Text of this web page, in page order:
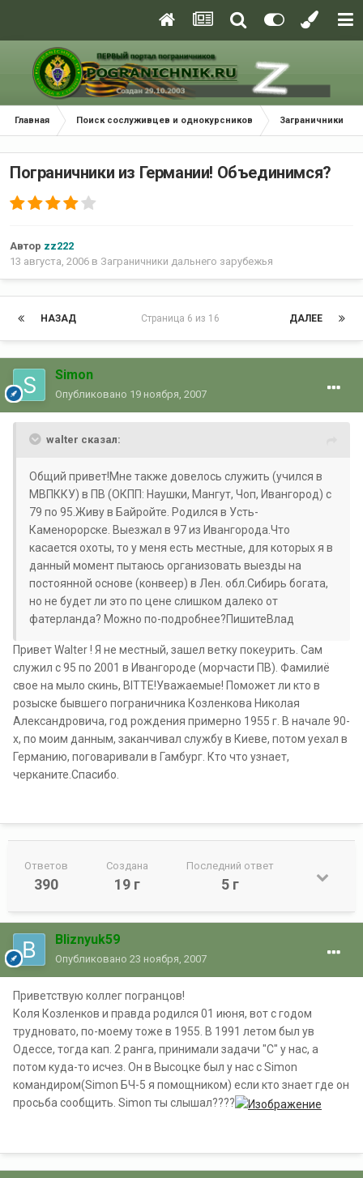
Главная Поиск сослуживцев и однокурсников Заграничники
Пограничники из Германии! Объединимся?
Автор zz222
13 августа, 2006 в Заграничники дальнего зарубежья
НАЗАД ДАЛЕЕ
Страница 6 из 16
Simon
Опубликовано 19 ноября, 2007
walter сказал:
Общий привет!Мне также довелось служить (учился в
МВПККУ) в ПВ (ОКПП: Наушки, Мангут, Чоп, Ивангород) с
79 по 95.Живу в Байройте. Родился в Усть-
Каменорорске. Выезжал в 97 из Ивангорода.Что
касается охоты, то у меня есть местные, для которых я в
данный момент пытаюсь организовать выезды на
постоянной основе (конвеер) в Лен. обл.Сибирь богата,
но не будет ли это по цене слишком далеко от
фатерланда? Можно по-подробнее?ПишитеВлад
Привет Walter ! Я не местный, зашел ветку покеурить. Сам
служил с 95 по 2001 в Ивангороде (морчасти ПВ). Фамилиё
свое на мыло скинь, BITTE!Уважаемые! Поможет ли кто в
розыске бывшего пограничника Козленкова Николая
Александровича, год рождения примерно 1955 г. В начале 90-
х, по моим данным, заканчивал службу в Киеве, потом уехал в
Германию, поговаривали в Гамбург. Кто что узнает,
черканите.Спасибо.
Ответов
390
Создана
19 г
Последний ответ
5 г
Bliznyuk59
Опубликовано 23 ноября, 2007
Приветствую коллег погранцов!
Коля Козленков и правда родился 01 июня, вот с годом
трудновато, по-моему тоже в 1955. В 1991 летом был ув
Одессе, тогда кап. 2 ранга, принимали задачи "С" у нас, а
потом куда-то исчез. Он в Высоцке был у нас с Simon
командиром(Simon БЧ-5 я помощником) если кто знает где он
просьба сообщить. Simon ты слышал????